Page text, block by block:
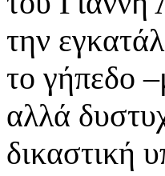
την
το γήπεδο
αλλά
δικαστική